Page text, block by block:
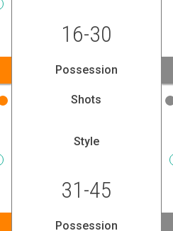
16-30
Possession
Shots
Style
31-45
Possession